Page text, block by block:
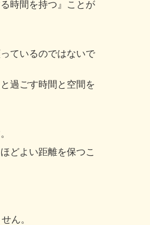
時間を持つ』ことが
ているのではないで
過ごす時間と空間を
どよい距離を保つこ
ん。